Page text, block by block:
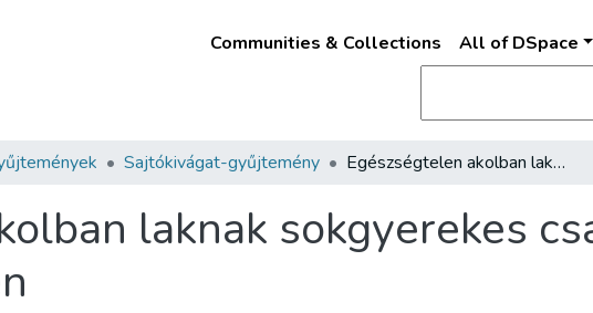
Communities & Collections All of DSpace
Sajtókivágat-gyűjtemény Egészségtelen akolban laknak sokgyerekes családok az Auguszta-telepen
laknak sokgyerekes